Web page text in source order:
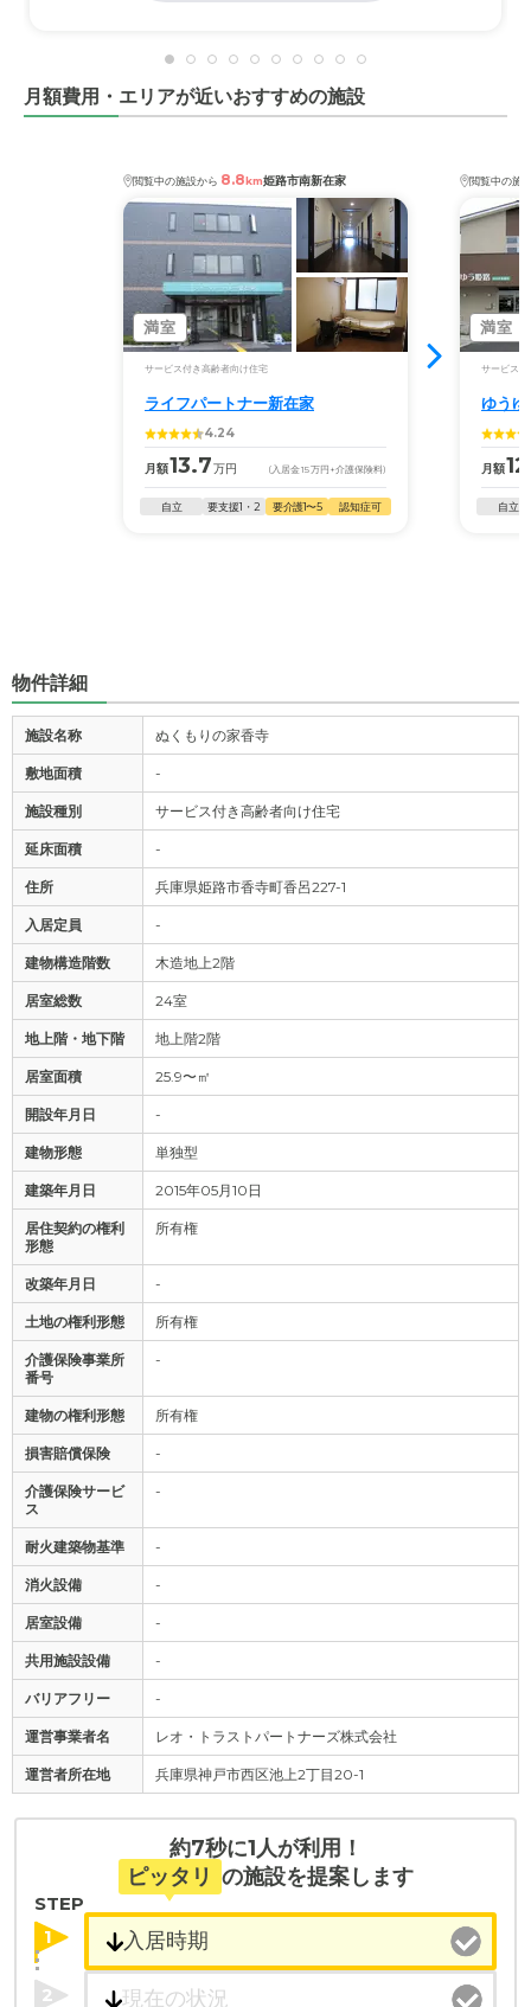
月額費用・エリアが近いおすすめの施設
閲覧中の施設から 8.8km姫路市南新在家
満室
サービス付き高齢者向け住宅
ライフパートナー新在家
4.24
月額13.7万円 (入居金15万円 +介護保険料)
自立 要支援1・2 要介護1〜5 認知症可
閲覧中の施
満室
サービス付
ゆう
月額
自立
物件詳細
施設名称 ぬくもりの家香寺
敷地面積 -
施設種別 サービス付き高齢者向け住宅
延床面積 -
住所 兵庫県姫路市香寺町香呂227-1
入居定員 -
建物構造階数 木造地上2階
居室総数 24室
地上階・地下階 地上階2階
居室面積 25.9〜㎡
開設年月日 -
建物形態 単独型
建築年月日 2015年05月10日
居住契約の権利
形態
所有権
改築年月日 -
土地の権利形態 所有権
介護保険事業所
番号
-
建物の権利形態 所有権
損害賠償保険 -
介護保険サービ
ス
-
耐火建築物基準 -
消火設備 -
居室設備 -
共用施設設備 -
バリアフリー -
運営事業者名 レオ・トラストパートナーズ株式会社
運営者所在地 兵庫県神戸市西区池上2丁目20-1
約7秒に1人が利用！
ピッタリ の施設を提案します
STEP
1
2